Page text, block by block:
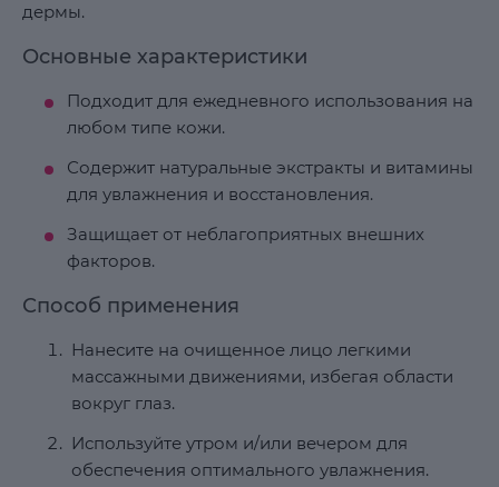
дермы.
Основные характеристики
Подходит для ежедневного использования на
любом типе кожи.
Содержит натуральные экстракты и витамины
для увлажнения и восстановления.
Защищает от неблагоприятных внешних
факторов.
Способ применения
Нанесите на очищенное лицо легкими
массажными движениями, избегая области
вокруг глаз.
Используйте утром и/или вечером для
обеспечения оптимального увлажнения.